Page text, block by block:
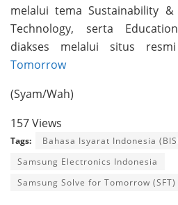
melalui tema Sustainability
Technology, serta
diakses melalui situs
Tomorrow
(Syam/Wah)
157 Views
Tags:
Bahasa Isyarat Indonesia
Samsung Electronics Indonesia
Samsung Solve for Tomorrow (SFT)